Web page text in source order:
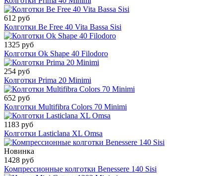
612 руб
Колготки Be Free 40 Vita Bassa Sisi
1325 руб
Колготки Ok Shape 40 Filodoro
254 руб
Колготки Prima 20 Minimi
652 руб
Колготки Multifibra Colors 70 Minimi
1183 руб
Колготки Lasticlana XL Omsa
Новинка
1428 руб
Компрессионные колготки Benessere 140 Sisi